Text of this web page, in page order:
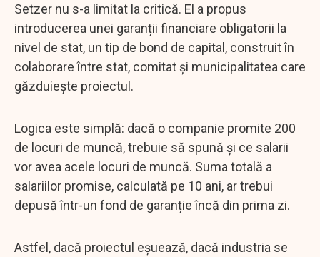
Setzer nu s-a limitat la critică. El a propus
introducerea unei garanții financiare obligatorii la
nivel de stat, un tip de bond de capital, construit în
colaborare între stat, comitat și municipalitatea care
găzduiește proiectul.
Logica este simplă: dacă o companie promite 200
de locuri de muncă, trebuie să spună și ce salarii
vor avea acele locuri de muncă. Suma totală a
salariilor promise, calculată pe 10 ani, ar trebui
depusă într-un fond de garanție încă din prima zi.
Astfel, dacă proiectul eșuează, dacă industria se